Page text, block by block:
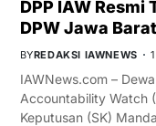
DPP IAW
DPW Jawa
BYREDAKSI IAWNEWS
IAWNews.com –
Accountability Watch
Keputusan (SK)